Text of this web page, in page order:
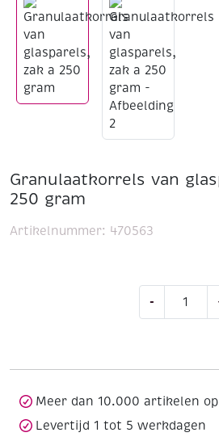
Granulaatkorrels van
250 gram
-
gram
aantal
Artikelnummer: 470563
Meer dan 10.000 artikelen
Levertijd 1 tot 5 werkdagen